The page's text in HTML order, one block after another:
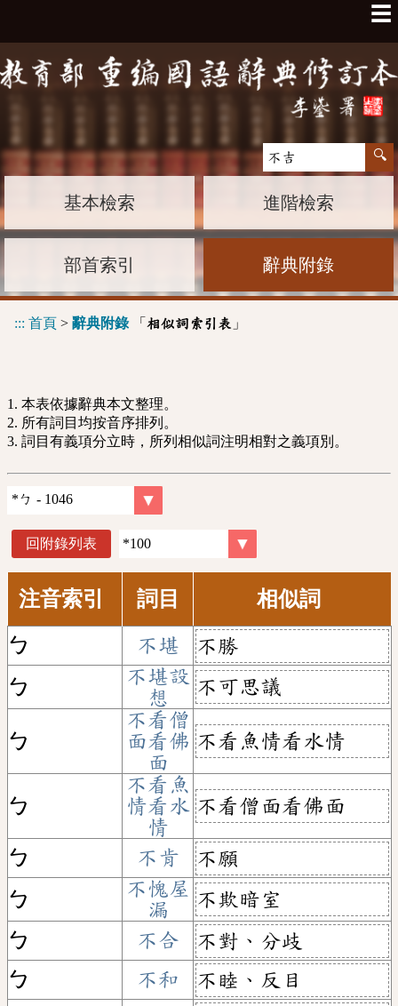
☰
基本檢索 進階檢索
部首索引 辭典附錄
::: 首頁 > 辭典附錄「 相似詞索引表 」
1. 本表依據辭典本文整理。
2. 所有詞目均按音序排列。
3. 詞目有義項分立時，所列相似詞注明相對之義項別。
回附錄列表
注音索引 詞目 相似詞
ㄅ 不堪
不勝
ㄅ
不堪設
想
不可思議
ㄅ
不看僧
面看佛
面
不看魚情看水情
ㄅ
不看魚
情看水
情
不看僧面看佛面
ㄅ 不肯
不願
ㄅ
不愧屋
漏
不欺暗室
ㄅ
不合
不對、分歧
ㄅ
不和
不睦、反目